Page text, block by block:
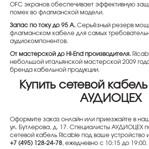
OFC экранов обеспечивает эффективную
помех во флагманской модели.
Запас по току до 95 А. Серьёзный резерв
флагманском кабеле для самых
аудиокомпонентов.
От мастерской до Hi-End производителя.
небольшой итальянской мастерской 2009
бренда кабельной продукции.
Купить сетевой
АУДИОЦЕХ
Оформите заказ онлайн или приезжайте в
ул. Бутлерова, д. 17. Специалисты АУДИОЦЕХ
сетевой кабель Ricable под ваше устройство
+7 (495) 128-24-78, ежедневно с 10:15 до 19:00.